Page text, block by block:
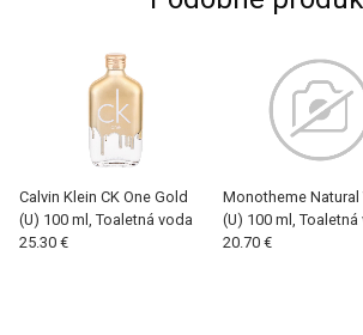
Calvin Klein CK One Gold
(U) 100 ml, Toaletná voda
25.30 €
Monotheme Natural
(U) 100 ml, Toaletná
20.70 €